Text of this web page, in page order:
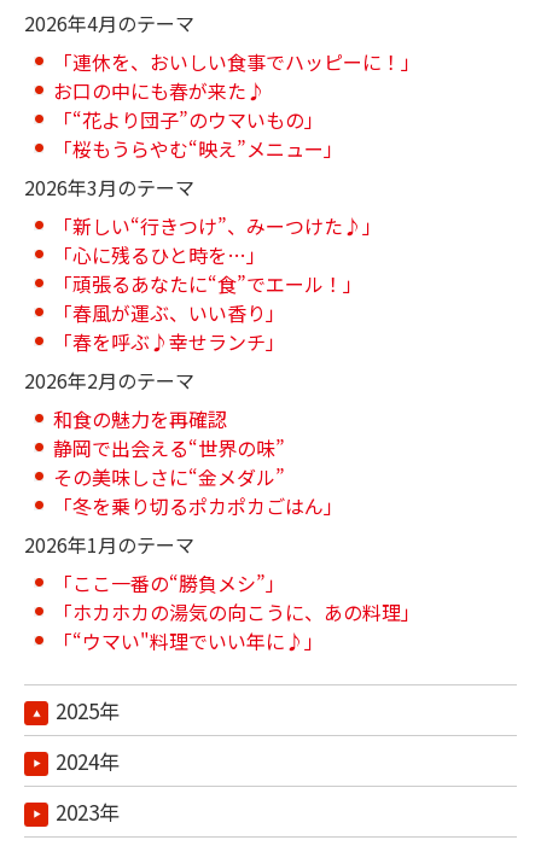
2026年4月のテーマ
「連休を、おいしい食事でハッピーに！」
お口の中にも春が来た♪
「“花より団子”のウマいもの」
「桜もうらやむ“映え”メニュー」
2026年3月のテーマ
「新しい“行きつけ”、みーつけた♪」
「心に残るひと時を…」
「頑張るあなたに“食”でエール！」
「春風が運ぶ、いい香り」
「春を呼ぶ♪幸せランチ」
2026年2月のテーマ
和食の魅力を再確認
静岡で出会える“世界の味”
その美味しさに“金メダル”
「冬を乗り切るポカポカごはん」
2026年1月のテーマ
「ここ一番の“勝負メシ”」
「ホカホカの湯気の向こうに、あの料理」
「“ウマい"料理でいい年に♪」
2025年
2024年
2023年